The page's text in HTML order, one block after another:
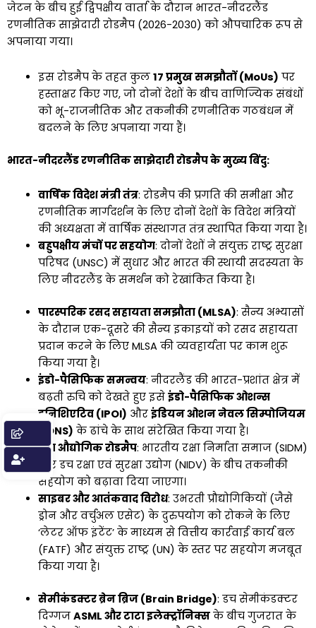
जेटन के बीच हुई द्विपक्षीय वार्ता के दौरान भारत-नीदरलैंड
रणनीतिक साझेदारी रोडमैप (2026-2030) को औपचारिक रूप से
अपनाया गया।
इस रोडमैप के तहत कुल 17 प्रमुख समझौतों (MoUs) पर
हस्ताक्षर किए गए, जो दोनों देशों के बीच वाणिज्यिक संबंधों
को भू-राजनीतिक और तकनीकी रणनीतिक गठबंधन में
बदलने के लिए अपनाया गया हैं।
भारत-नीदरलैंड रणनीतिक साझेदारी रोडमैप के मुख्य बिंदु:
वार्षिक विदेश मंत्री तंत्र: रोडमैप की प्रगति की समीक्षा और
रणनीतिक मार्गदर्शन के लिए दोनों देशों के विदेश मंत्रियों
की अध्यक्षता में वार्षिक संस्थागत तंत्र स्थापित किया गया है।
बहुपक्षीय मंचों पर सहयोग: दोनों देशों ने संयुक्त राष्ट्र सुरक्षा
परिषद (UNSC) में सुधार और भारत की स्थायी सदस्यता के
लिए नीदरलैंड के समर्थन को रेखांकित किया है।
पारस्परिक रसद सहायता समझौता (MLSA): सैन्य अभ्यासों
के दौरान एक-दूसरे की सैन्य इकाइयों को रसद सहायता
प्रदान करने के लिए MLSA की व्यवहार्यता पर काम शुरू
किया गया है।
इंडो-पैसिफिक समन्वय: नीदरलैंड की भारत-प्रशांत क्षेत्र में
बढ़ती रुचि को देखते हुए इसे इंडो-पैसिफिक ओशन्स
इनिशिएटिव (IPOI) और इंडियन ओशन नेवल सिम्पोजियम
(IONS) के ढांचे के साथ संरेखित किया गया है।
रक्षा औद्योगिक रोडमैप: भारतीय रक्षा निर्माता समाज (SIDM)
और डच रक्षा एवं सुरक्षा उद्योग (NIDV) के बीच तकनीकी
सहयोग को बढ़ावा दिया जाएगा।
साइबर और आतंकवाद विरोध: उभरती प्रौद्योगिकियों (जैसे
ड्रोन और वर्चुअल एसेट) के दुरुपयोग को रोकने के लिए
‘लेटर ऑफ इंटेंट’ के माध्यम से वित्तीय कार्रवाई कार्य बल
(FATF) और संयुक्त राष्ट्र (UN) के स्तर पर सहयोग मजबूत
किया गया है।
सेमीकंडक्टर ब्रेन ब्रिज (Brain Bridge): डच सेमीकंडक्टर
दिग्गज ASML और टाटा इलेक्ट्रॉनिक्सके बीच गुजरात के